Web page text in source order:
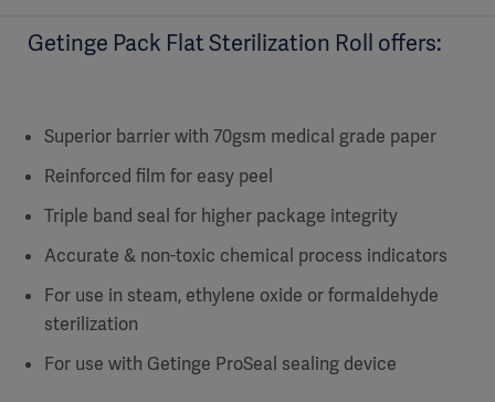
Getinge Pack Flat Sterilization Roll offers:
Superior barrier with 70gsm medical grade paper
Reinforced film for easy peel
Triple band seal for higher package integrity
Accurate & non-toxic chemical process indicators
For use in steam, ethylene oxide or formaldehyde
sterilization
For use with Getinge ProSeal sealing device